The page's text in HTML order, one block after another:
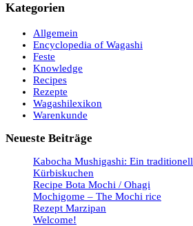
Kategorien
Allgemein
Encyclopedia of Wagashi
Feste
Knowledge
Recipes
Rezepte
Wagashilexikon
Warenkunde
Neueste Beiträge
Kabocha Mushigashi: Ein
Kürbiskuchen
Recipe Bota Mochi / Ohagi
Mochigome – The Mochi rice
Rezept Marzipan
Welcome!